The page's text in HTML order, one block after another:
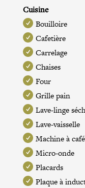
Cuisine
Bouilloire
Cafetière
Carrelage
Chaises
Four
Grille pain
Lave-linge
Lave-vaisselle
Machine à café
Micro-onde
Placards
Plaque à